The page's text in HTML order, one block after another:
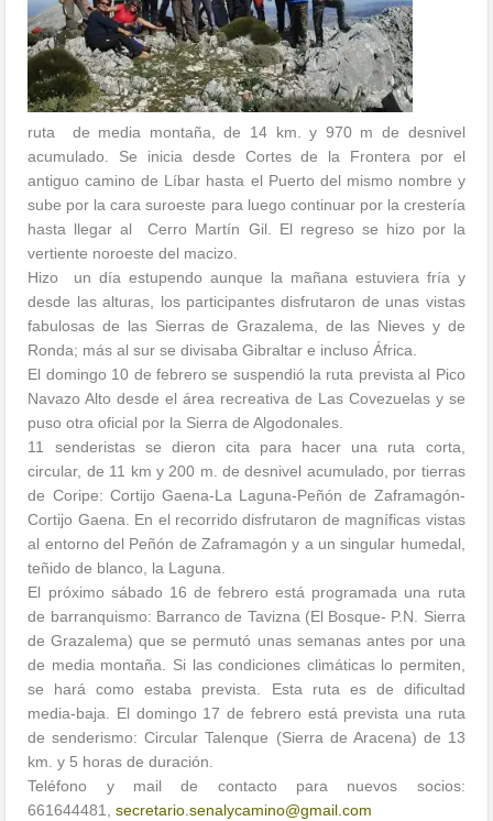
ruta de media montaña, de 14 km. y 970 m de desnivel
acumulado. Se inicia desde Cortes de la Frontera por el
antiguo camino de Líbar hasta el Puerto del mismo nombre y
sube por la cara suroeste para luego continuar por la crestería
hasta llegar al Cerro Martín Gil. El regreso se hizo por la
vertiente noroeste del macizo.
Hizo un día estupendo aunque la mañana estuviera fría y
desde las alturas, los participantes disfrutaron de unas vistas
fabulosas de las Sierras de Grazalema, de las Nieves y de
Ronda; más al sur se divisaba Gibraltar e incluso África.
El domingo 10 de febrero se suspendió la ruta prevista al Pico
Navazo Alto desde el área recreativa de Las Covezuelas y se
puso otra oficial por la Sierra de Algodonales.
11 senderistas se dieron cita para hacer una ruta corta,
circular, de 11 km y 200 m. de desnivel acumulado, por tierras
de Coripe: Cortijo Gaena-La Laguna-Peñón de Zaframagón-
Cortijo Gaena. En el recorrido disfrutaron de magníficas vistas
al entorno del Peñón de Zaframagón y a un singular humedal,
teñido de blanco, la Laguna.
El próximo sábado 16 de febrero está programada una ruta
de barranquismo: Barranco de Tavizna (El Bosque- P.N. Sierra
de Grazalema) que se permutó unas semanas antes por una
de media montaña. Si las condiciones climáticas lo permiten,
se hará como estaba prevista. Esta ruta es de dificultad
media-baja. El domingo 17 de febrero está prevista una ruta
de senderismo: Circular Talenque (Sierra de Aracena) de 13
km. y 5 horas de duración.
Teléfono y mail de contacto para nuevos socios:
661644481,secretario.senalycamino@gmail.com